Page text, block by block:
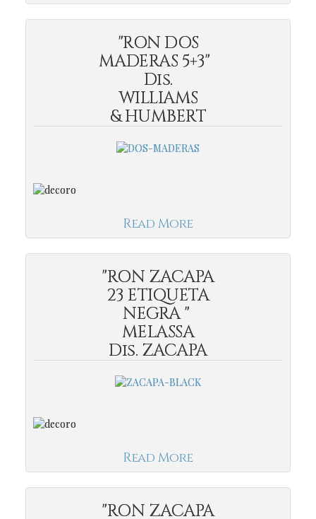
"RON DOS
MADERAS 5+3"
Dis.
WILLIAMS
& HUMBERT
Read More
"RON ZACAPA
23 ETIQUETA
NEGRA "
MELASSA
Dis. ZACAPA
Read More
"RON ZACAPA